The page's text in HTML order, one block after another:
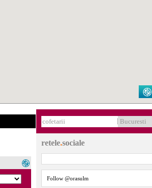
retele.sociale
Follow @orasulm